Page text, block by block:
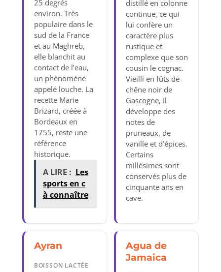
25 degrés
environ. Très
populaire dans le
sud de la France
et au Maghreb,
elle blanchit au
contact de l’eau,
un phénomène
appelé louche. La
recette Marie
Brizard, créée à
Bordeaux en
1755, reste une
référence
historique.
A LIRE : Les
sports en c
à connaître
distillé en colonne
continue, ce qui
lui confère un
caractère plus
rustique et
complexe que son
cousin le cognac.
Vieilli en fûts de
chêne noir de
Gascogne, il
développe des
notes de
pruneaux, de
vanille et d’épices.
Certains
millésimes sont
conservés plus de
cinquante ans en
cave.
Ayran
BOISSON LACTÉE
Agua de
Jamaica